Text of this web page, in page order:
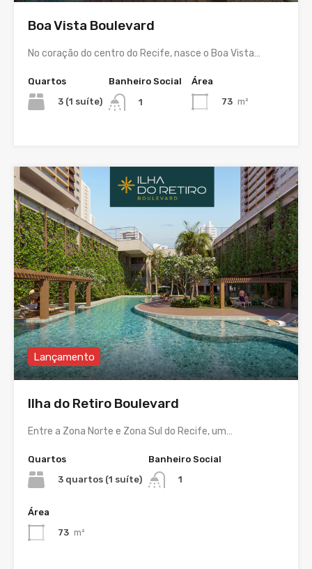
Boa Vista Boulevard
No coração do centro do Recife, nasce o Boa Vista…
Quartos
3 (1 suíte)
Banheiro Social
1
Área
73 m²
Lançamento
Ilha do Retiro Boulevard
Entre a Zona Norte e Zona Sul do Recife, um…
Quartos
3 quartos (1 suíte)
Banheiro Social
1
Área
73 m²